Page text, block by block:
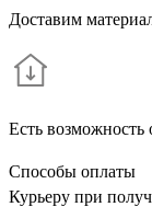
Доставим
Есть возможность
Способы оплаты
Курьеру при